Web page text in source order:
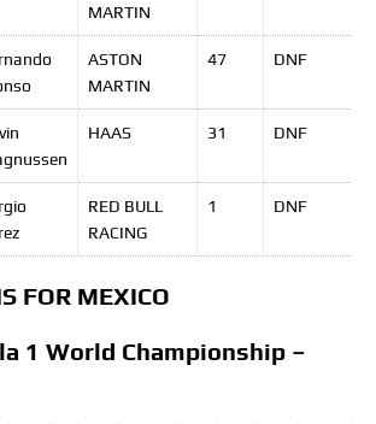
MARTIN
ASTON
MARTIN
47 DNF
HAAS 31 DNF
RED BULL
RACING
1 DNF
FOR MEXICO
1 World Championship –